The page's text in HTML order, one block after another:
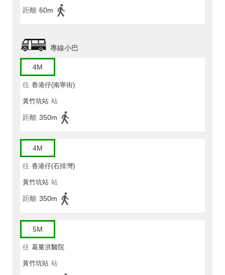
距離 60m
專線小巴
4M
往 香港仔(南寧街)
黃竹坑站 站
距離 350m
4M
往 香港仔(石排灣)
黃竹坑站 站
距離 350m
5M
往 葛量洪醫院
黃竹坑站 站